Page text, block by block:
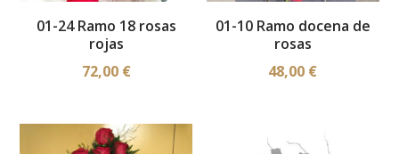
01-24 Ramo 18 rosas
rojas
72,00 €
01-10 Ramo docena de
rosas
48,00 €